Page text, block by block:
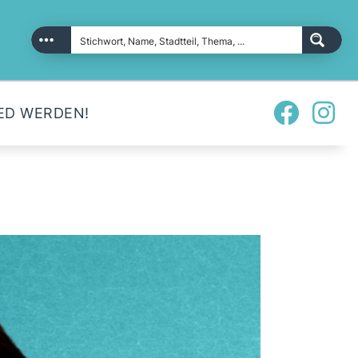
WERDEN!